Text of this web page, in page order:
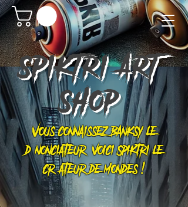
SPIKTRIART
SHOP
Vous connaissez Banksy le
dénonciateur, voici Spiktri le
créateur de mondes !